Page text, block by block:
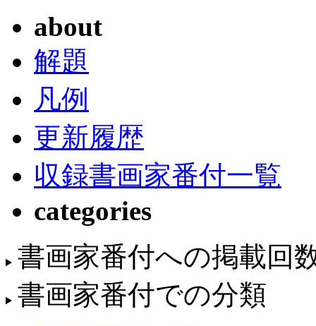
about
解題
凡例
更新履歴
収録書画家番付一覧
categories
書画家番付への掲載回
書画家番付での分類